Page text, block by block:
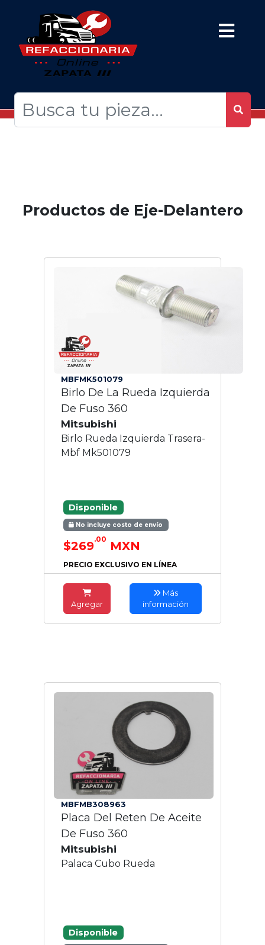
Productos de Eje-Delantero
MBFMK501079
Birlo De La Rueda Izquierda
De Fuso 360
Mitsubishi
Birlo Rueda Izquierda Trasera-
Mbf Mk501079
Disponible
No incluye costo de envío
$269.00 MXN
PRECIO EXCLUSIVO EN LÍNEA
Agregar
Más
información
MBFMB308963
Placa Del Reten De Aceite
De Fuso 360
Mitsubishi
Palaca Cubo Rueda
Disponible